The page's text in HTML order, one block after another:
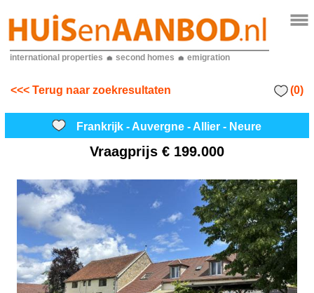
international properties second homes emigration
<<< Terug naar zoekresultaten (0)
Frankrijk - Auvergne - Allier - Neure
Vraagprijs € 199.000